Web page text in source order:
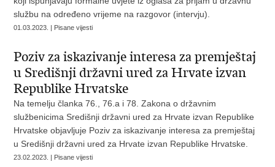
službu na određeno vrijeme na razgovor (intervju).
01.03.2023. | Pisane vijesti
Poziv za iskazivanje interesa za premještaj
u Središnji državni ured za Hrvate izvan
Republike Hrvatske
Na temelju članka 76., 76.a i 78. Zakona o državnim
službenicima Središnji državni ured za Hrvate izvan Republike
Hrvatske objavljuje Poziv za iskazivanje interesa za premještaj
u Središnji državni ured za Hrvate izvan Republike Hrvatske.
23.02.2023. | Pisane vijesti